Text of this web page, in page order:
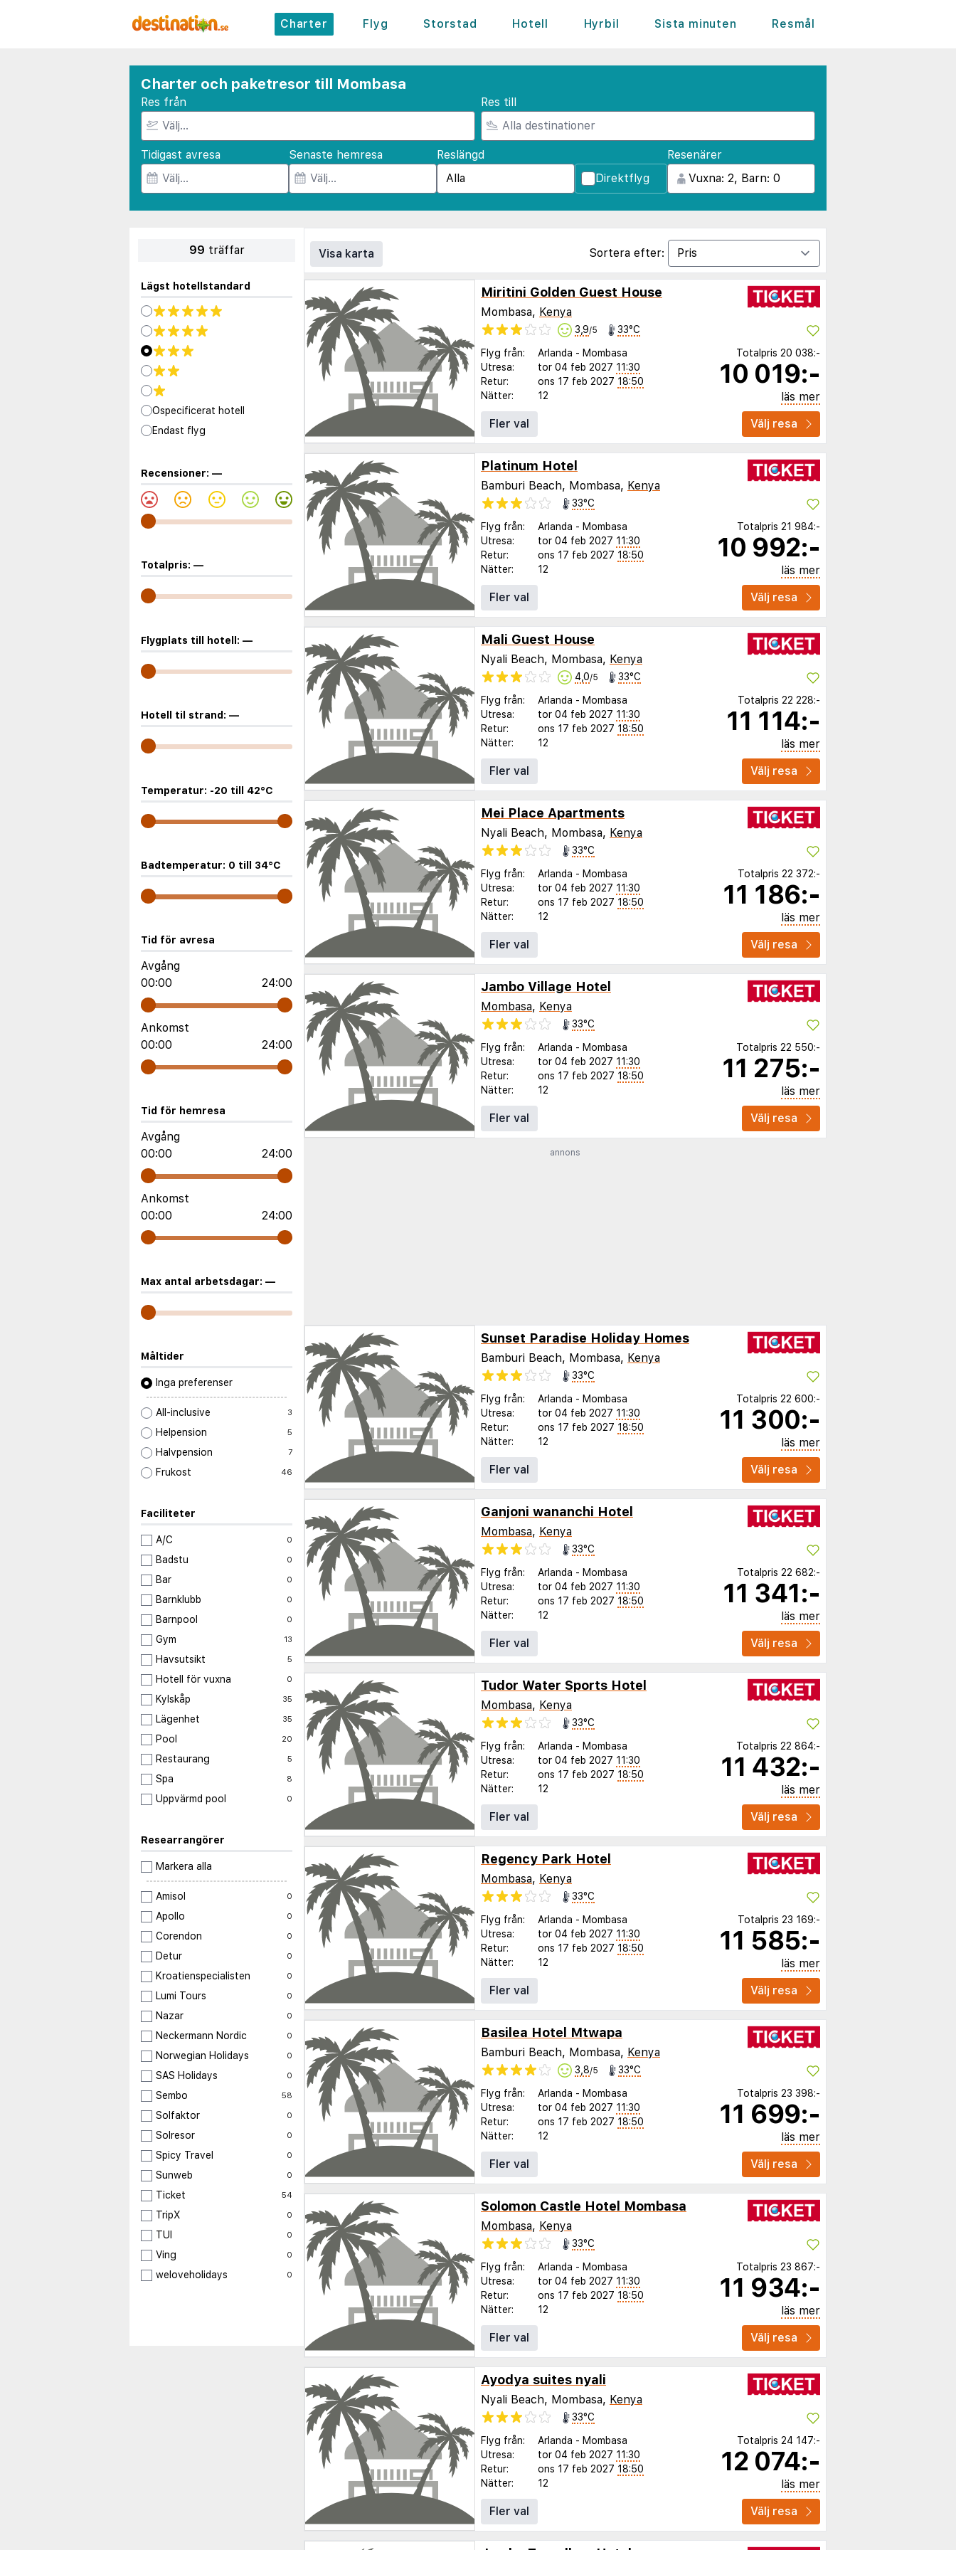
Charter Flyg Storstad Hotell Hyrbil Sista minuten Resmål
Charter och paketresor till Mombasa
Res från Res till
Tidigast avresa Senaste hemresa
Reslängd
Direktflyg
Resenärer
99 träffar
Lägst hotellstandard
Ospecificerat hotell
Endast flyg
Recensioner: —
Totalpris: —
Flygplats till hotell: —
Hotell til strand: —
Temperatur: -20 till 42°C
Badtemperatur: 0 till 34°C
Tid för avresa
Avgång
00:00
24:00
Ankomst
00:00
24:00
Tid för hemresa
Avgång
00:00
24:00
Ankomst
00:00
24:00
Max antal arbetsdagar: —
Måltider
Inga preferenser
All-inclusive 3
Helpension 5
Halvpension 7
Frukost 46
Faciliteter
A/C 0
Badstu 0
Bar 0
Barnklubb 0
Barnpool 0
Gym 13
Havsutsikt 5
Hotell för vuxna 0
Kylskåp 35
Lägenhet 35
Pool 20
Restaurang 5
Spa 8
Uppvärmd pool 0
Researrangörer
Markera alla
Amisol 0
Apollo 0
Corendon 0
Detur 0
Kroatienspecialisten 0
Lumi Tours 0
Nazar 0
Neckermann Nordic 0
Norwegian Holidays 0
SAS Holidays 0
Sembo 58
Solfaktor 0
Solresor 0
Spicy Travel 0
Sunweb 0
Ticket 54
TripX 0
TUI 0
Ving 0
weloveholidays 0
Visa karta Sortera efter:
Miritini Golden Guest House
Mombasa, Kenya
3,9/5 33°C
Flyg från: Arlanda - Mombasa
Utresa:
tor 04 feb 2027 11:30
Retur:
ons 17 feb 2027 18:50
Nätter:
12
Totalpris 20 038:-
10 019:-
läs mer
Fler val
Välj resa
Platinum Hotel
Bamburi Beach, Mombasa, Kenya
33°C
Flyg från: Arlanda - Mombasa
Utresa:
tor 04 feb 2027 11:30
Retur:
ons 17 feb 2027 18:50
Nätter:
12
Totalpris 21 984:-
10 992:-
läs mer
Fler val
Välj resa
Mali Guest House
Nyali Beach, Mombasa, Kenya
4,0/5 33°C
Flyg från: Arlanda - Mombasa
Utresa:
tor 04 feb 2027 11:30
Retur:
ons 17 feb 2027 18:50
Nätter:
12
Totalpris 22 228:-
11 114:-
läs mer
Fler val
Välj resa
Mei Place Apartments
Nyali Beach, Mombasa, Kenya
33°C
Flyg från: Arlanda - Mombasa
Utresa:
tor 04 feb 2027 11:30
Retur:
ons 17 feb 2027 18:50
Nätter:
12
Totalpris 22 372:-
11 186:-
läs mer
Fler val
Välj resa
Jambo Village Hotel
Mombasa, Kenya
33°C
Flyg från: Arlanda - Mombasa
Utresa:
tor 04 feb 2027 11:30
Retur:
ons 17 feb 2027 18:50
Nätter:
12
Totalpris 22 550:-
11 275:-
läs mer
Fler val
Välj resa
annons
Sunset Paradise Holiday Homes
Bamburi Beach, Mombasa, Kenya
33°C
Flyg från: Arlanda - Mombasa
Utresa:
tor 04 feb 2027 11:30
Retur:
ons 17 feb 2027 18:50
Nätter:
12
Totalpris 22 600:-
11 300:-
läs mer
Fler val
Välj resa
Ganjoni wananchi Hotel
Mombasa, Kenya
33°C
Flyg från: Arlanda - Mombasa
Utresa:
tor 04 feb 2027 11:30
Retur:
ons 17 feb 2027 18:50
Nätter:
12
Totalpris 22 682:-
11 341:-
läs mer
Fler val
Välj resa
Tudor Water Sports Hotel
Mombasa, Kenya
33°C
Flyg från: Arlanda - Mombasa
Utresa:
tor 04 feb 2027 11:30
Retur:
ons 17 feb 2027 18:50
Nätter:
12
Totalpris 22 864:-
11 432:-
läs mer
Fler val
Välj resa
Regency Park Hotel
Mombasa, Kenya
33°C
Flyg från: Arlanda - Mombasa
Utresa:
tor 04 feb 2027 11:30
Retur:
ons 17 feb 2027 18:50
Nätter:
12
Totalpris 23 169:-
11 585:-
läs mer
Fler val
Välj resa
Basilea Hotel Mtwapa
Bamburi Beach, Mombasa, Kenya
3,8/5 33°C
Flyg från: Arlanda - Mombasa
Utresa:
tor 04 feb 2027 11:30
Retur:
ons 17 feb 2027 18:50
Nätter:
12
Totalpris 23 398:-
11 699:-
läs mer
Fler val
Välj resa
Solomon Castle Hotel Mombasa
Mombasa, Kenya
33°C
Flyg från: Arlanda - Mombasa
Utresa:
tor 04 feb 2027 11:30
Retur:
ons 17 feb 2027 18:50
Nätter:
12
Totalpris 23 867:-
11 934:-
läs mer
Fler val
Välj resa
Ayodya suites nyali
Nyali Beach, Mombasa, Kenya
33°C
Flyg från: Arlanda - Mombasa
Utresa:
tor 04 feb 2027 11:30
Retur:
ons 17 feb 2027 18:50
Nätter:
12
Totalpris 24 147:-
12 074:-
läs mer
Fler val
Välj resa